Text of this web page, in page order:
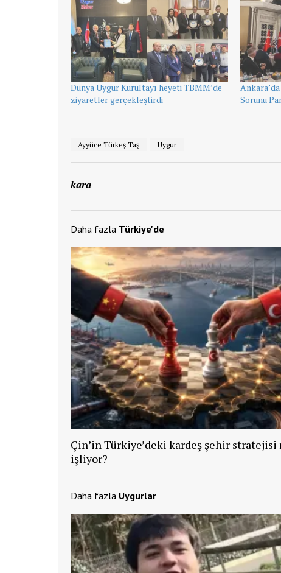
Dünya Uygur Kurultayı heyeti TBMM’de
ziyaretler gerçekleştirdi
Sorunu
Ayyüce Türkeş Taş Uygur
kara
Daha fazla Türkiye'de
Çin’in Türkiye’deki kardeş şehir stratejisi
işliyor?
Daha fazla Uygurlar